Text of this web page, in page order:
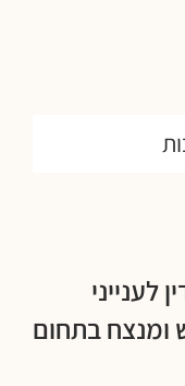
לענייני
ומנצח בתחום